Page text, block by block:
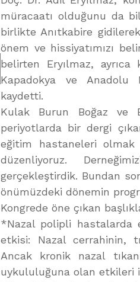
müracaatı olduğunu da
birlikte Anıtkabire
önem ve hissiyatımızı
belirten Eryılmaz, ayrıca
Kapadokya ve Anadolu
kaydetti.
Kulak Burun Boğaz ve
periyotlarda bir dergi
eğitim hastaneleri
düzenliyoruz.
gerçekleştirdik. Bundan
önümüzdeki dönemin
Kongrede öne çıkan
*Nazal polipli hastalarda
etkisi: Nazal cerrahinin,
Ancak kronik nazal
uykululuğuna olan etkileri